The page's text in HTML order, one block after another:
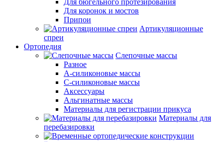
Для бюгельного протезирования
Для коронок и мостов
Припои
Артикуляционные
спреи
Ортопедия
Слепочные массы
Разное
А-силиконовые массы
С-силиконовые массы
Аксессуары
Альгинатные массы
Материалы для регистрации прикуса
Материалы для
перебазировки